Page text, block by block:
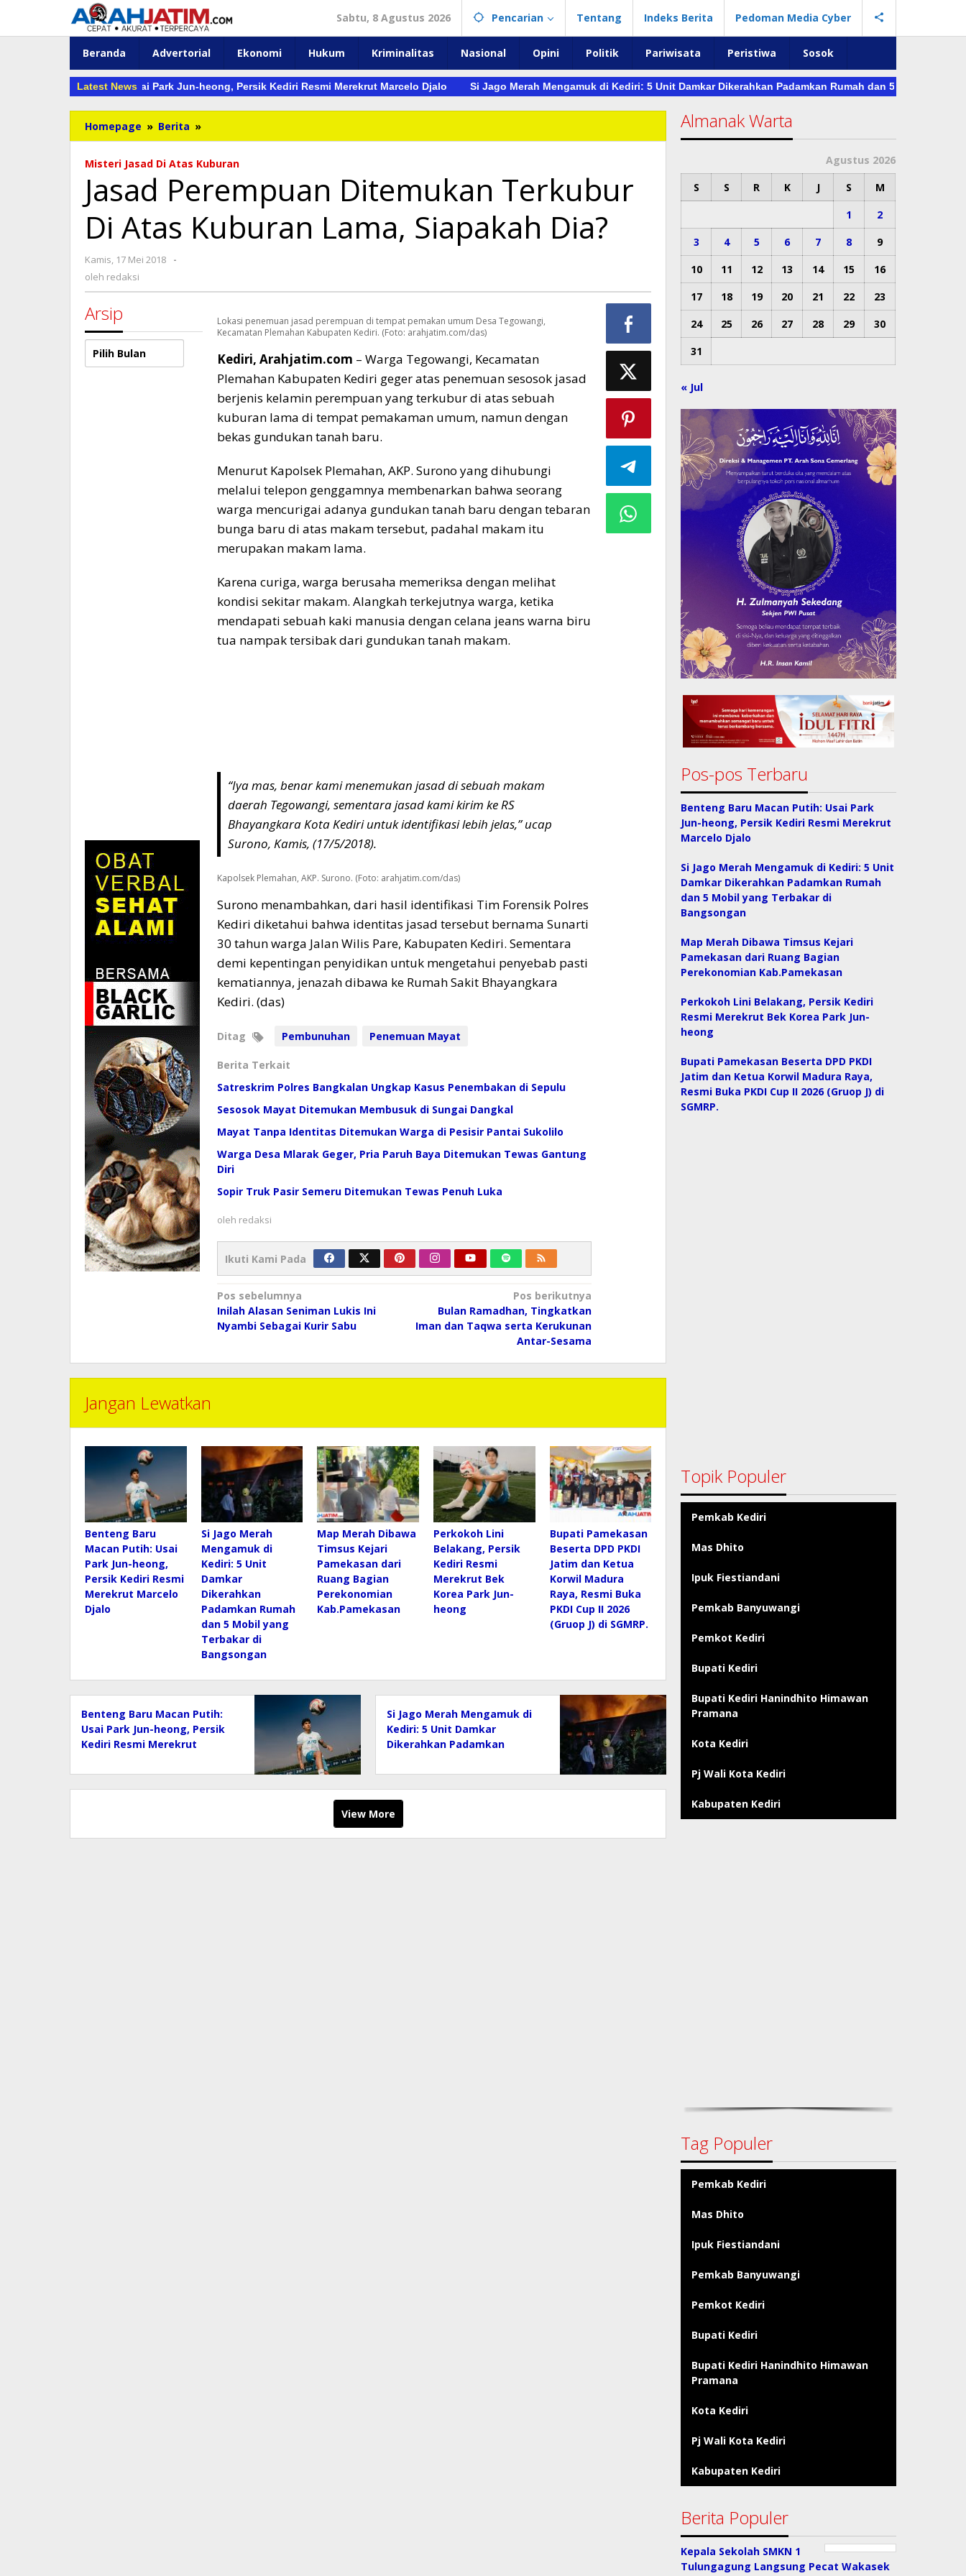
konten
Sabtu, 8 Agustus 2026 Pencarian Tentang Indeks Berita Pedoman Media Cyber
Beranda Advertorial Ekonomi Hukum Kriminalitas Nasional Opini Politik Pariwisata Peristiwa Sosok
Latest News
Macan Putih: Usai Park Jun-heong, Persik Kediri Resmi Merekrut Marcelo Djalo Si Jago Merah Mengamuk di Kediri: 5 Unit Damkar Dikerahkan Padamkan Rumah dan 5 Mobil yang
Homepage » Berita »
Perempuan
Terkubur
Di
Atas
Kuburan
Lama,
Misteri Jasad Di Atas Kuburan
Jasad Perempuan Ditemukan Terkubur
Di Atas Kuburan Lama, Siapakah Dia?
Kamis, 17 Mei 2018
oleh
-
oleh redaksi
Arsip
Arsip
Lokasi penemuan jasad perempuan di tempat pemakan umum Desa Tegowangi,
Kecamatan Plemahan Kabupaten Kediri. (Foto: arahjatim.com/das)
Kediri, Arahjatim.com – Warga Tegowangi, Kecamatan
Plemahan Kabupaten Kediri geger atas penemuan sesosok jasad
berjenis kelamin perempuan yang terkubur di atas sebuah
kuburan lama di tempat pemakaman umum, namun dengan
bekas gundukan tanah baru.
Menurut Kapolsek Plemahan, AKP. Surono yang dihubungi
melalui telepon genggamnya membenarkan bahwa seorang
warga mencurigai adanya gundukan tanah baru dengan tebaran
bunga baru di atas makam tersebut, padahal makam itu
merupakan makam lama.
Karena curiga, warga berusaha memeriksa dengan melihat
kondisi sekitar makam. Alangkah terkejutnya warga, ketika
mendapati sebuah kaki manusia dengan celana jeans warna biru
tua nampak tersibak dari gundukan tanah makam.
“Iya mas, benar kami menemukan jasad di sebuah makam
daerah Tegowangi, sementara jasad kami kirim ke RS
Bhayangkara Kota Kediri untuk identifikasi lebih jelas,” ucap
Surono, Kamis, (17/5/2018).
Kapolsek Plemahan, AKP. Surono. (Foto: arahjatim.com/das)
Surono menambahkan, dari hasil identifikasi Tim Forensik Polres
Kediri diketahui bahwa identitas jasad tersebut bernama Sunarti
30 tahun warga Jalan Wilis Pare, Kabupaten Kediri. Sementara
demi kepentingan penyidikan untuk mengetahui penyebab pasti
kematiannya, jenazah dibawa ke Rumah Sakit Bhayangkara
Kediri. (das)
Ditag Pembunuhan Penemuan Mayat
Berita Terkait
Satreskrim Polres Bangkalan Ungkap Kasus Penembakan di Sepulu
Sesosok Mayat Ditemukan Membusuk di Sungai Dangkal
Mayat Tanpa Identitas Ditemukan Warga di Pesisir Pantai Sukolilo
Warga Desa Mlarak Geger, Pria Paruh Baya Ditemukan Tewas Gantung
Diri
Sopir Truk Pasir Semeru Ditemukan Tewas Penuh Luka
oleh redaksi
Ikuti Kami Pada
Navigasi
pos
Pos sebelumnya
Inilah Alasan Seniman Lukis Ini
Nyambi Sebagai Kurir Sabu
Pos berikutnya
Bulan Ramadhan, Tingkatkan
Iman dan Taqwa serta Kerukunan
Antar-Sesama
Jangan Lewatkan
Benteng Baru
Macan Putih: Usai
Park Jun-heong,
Persik Kediri Resmi
Merekrut Marcelo
Djalo
Si Jago Merah
Mengamuk di
Kediri: 5 Unit
Damkar
Dikerahkan
Padamkan Rumah
dan 5 Mobil yang
Terbakar di
Bangsongan
Map Merah Dibawa
Timsus Kejari
Pamekasan dari
Ruang Bagian
Perekonomian
Kab.Pamekasan
Perkokoh Lini
Belakang, Persik
Kediri Resmi
Merekrut Bek
Korea Park Jun-
heong
Bupati Pamekasan
Beserta DPD PKDI
Jatim dan Ketua
Korwil Madura
Raya, Resmi Buka
PKDI Cup II 2026
(Gruop J) di SGMRP.
Benteng Baru Macan Putih:
Usai Park Jun-heong, Persik
Kediri Resmi Merekrut
Si Jago Merah Mengamuk di
Kediri: 5 Unit Damkar
Dikerahkan Padamkan
Terbakar di Bangsongan
View More
Almanak Warta
Agustus 2026
S
S R K J S
M
1
2
3
4 5 6 7 8
9
10
11 12 13 14 15
16
17
18 19 20 21 22
23
24
25 26 27 28 29
30
31
« Jul
Pos-pos Terbaru
Benteng Baru Macan Putih: Usai Park
Jun-heong, Persik Kediri Resmi Merekrut
Marcelo Djalo
Si Jago Merah Mengamuk di Kediri: 5 Unit
Damkar Dikerahkan Padamkan Rumah
dan 5 Mobil yang Terbakar di
Bangsongan
Map Merah Dibawa Timsus Kejari
Pamekasan dari Ruang Bagian
Perekonomian Kab.Pamekasan
Perkokoh Lini Belakang, Persik Kediri
Resmi Merekrut Bek Korea Park Jun-
heong
Bupati Pamekasan Beserta DPD PKDI
Jatim dan Ketua Korwil Madura Raya,
Resmi Buka PKDI Cup II 2026 (Gruop J) di
SGMRP.
Topik Populer
Pemkab Kediri
Mas Dhito
Ipuk Fiestiandani
Pemkab Banyuwangi
Pemkot Kediri
Bupati Kediri
Bupati Kediri Hanindhito Himawan
Pramana
Kota Kediri
Pj Wali Kota Kediri
Kabupaten Kediri
Tag Populer
Pemkab Kediri
Mas Dhito
Ipuk Fiestiandani
Pemkab Banyuwangi
Pemkot Kediri
Bupati Kediri
Bupati Kediri Hanindhito Himawan
Pramana
Kota Kediri
Pj Wali Kota Kediri
Kabupaten Kediri
Berita Populer
Kepala Sekolah SMKN 1
Tulungagung Langsung Pecat Wakasek